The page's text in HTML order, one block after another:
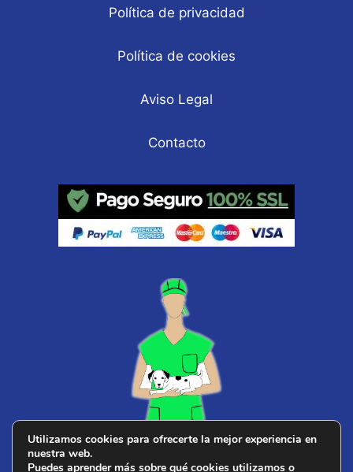
Política de privacidad
Política de cookies
Aviso Legal
Contacto
¿ Buscasveterinario cerca de ti?
Utilizamos cookies para ofrecerte la mejor experiencia en
nuestra web.
Puedes aprender más sobre qué cookies utilizamos o